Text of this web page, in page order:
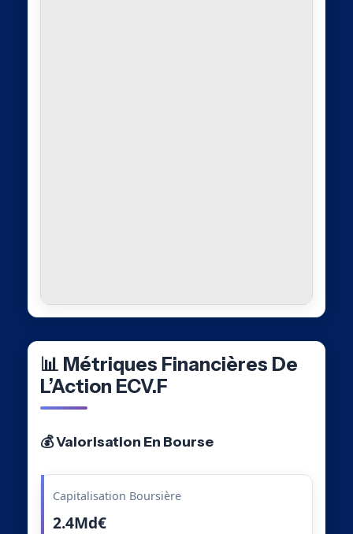
📊 Métriques Financières De
L’Action ECV.F
💰 Valorisation En Bourse
Capitalisation Boursière
2.4Md€